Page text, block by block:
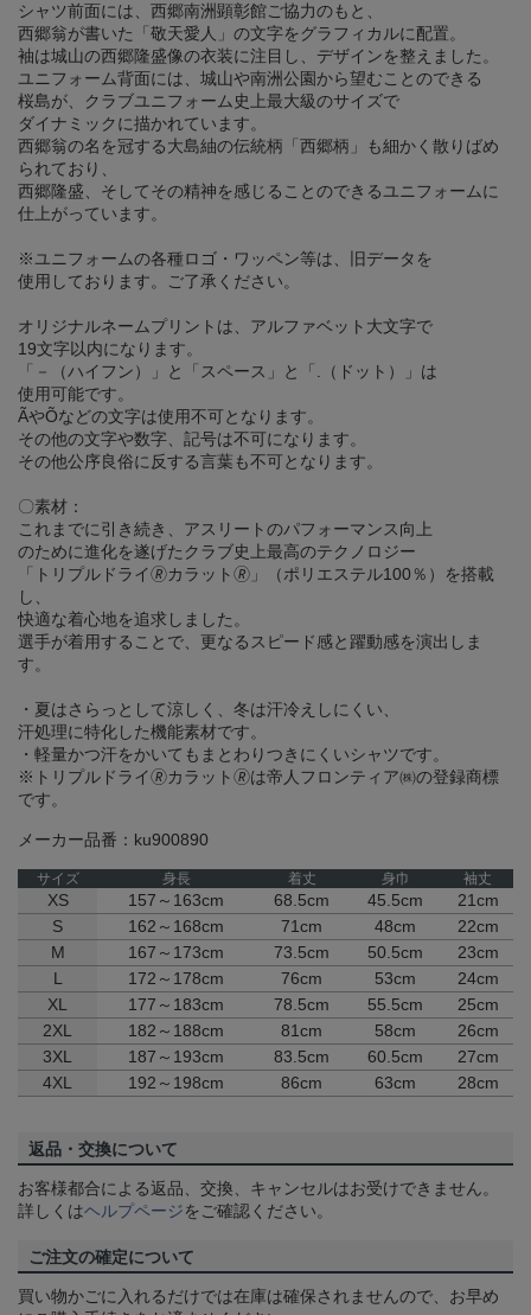
シャツ前面には、西郷南洲顕彰館ご協力のもと、
西郷翁が書いた「敬天愛人」の文字をグラフィカルに配置。
袖は城山の西郷隆盛像の衣装に注目し、デザインを整えました。
ユニフォーム背面には、城山や南洲公園から望むことのできる
桜島が、クラブユニフォーム史上最大級のサイズで
ダイナミックに描かれています。
西郷翁の名を冠する大島紬の伝統柄「西郷柄」も細かく散りばめ
られており、
西郷隆盛、そしてその精神を感じることのできるユニフォームに
仕上がっています。
※ユニフォームの各種ロゴ・ワッペン等は、旧データを
使用しております。ご了承ください。
オリジナルネームプリントは、アルファベット大文字で
19文字以内になります。
「－（ハイフン）」と「スペース」と「.（ドット）」は
使用可能です。
ÃやÕなどの文字は使用不可となります。
その他の文字や数字、記号は不可になります。
その他公序良俗に反する言葉も不可となります。
〇素材：
これまでに引き続き、アスリートのパフォーマンス向上
のために進化を遂げたクラブ史上最高のテクノロジー
「トリプルドライ🄬カラット🄬」（ポリエステル100％）を搭載
し、
快適な着心地を追求しました。
選手が着用することで、更なるスピード感と躍動感を演出しま
す。
・夏はさらっとして涼しく、冬は汗冷えしにくい、
汗処理に特化した機能素材です。
・軽量かつ汗をかいてもまとわりつきにくいシャツです。
※トリプルドライ🄬カラット🄬は帝人フロンティア㈱の登録商標
です。
メーカー品番：ku900890
サイズ 身長 着丈 身巾 袖丈
XS 157～163cm 68.5cm 45.5cm
21cm
S
162～168cm 71cm 48cm
22cm
M
167～173cm 73.5cm 50.5cm
23cm
L
172～178cm 76cm 53cm
24cm
XL
177～183cm 78.5cm 55.5cm
25cm
2XL
182～188cm 81cm 58cm
26cm
3XL
187～193cm 83.5cm 60.5cm
27cm
4XL
192～198cm 86cm 63cm 28cm
返品・交換について
お客様都合による返品、交換、キャンセルはお受けできません。
詳しくはヘルプページをご確認ください。
ご注文の確定について
買い物かごに入れるだけでは在庫は確保されませんので、お早め